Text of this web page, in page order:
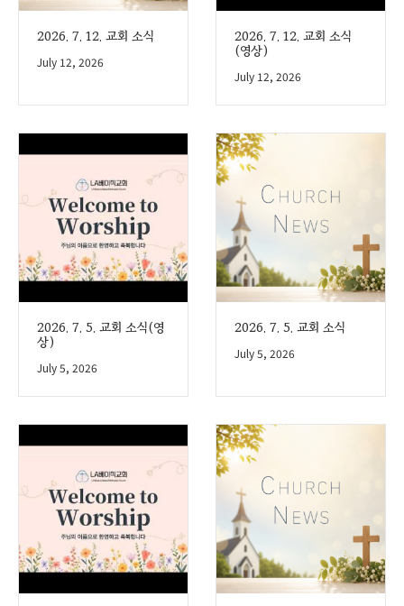
2026. 7. 12. 교회 소식
July 12, 2026
2026. 7. 12. 교회 소식
(영상)
July 12, 2026
2026. 7. 5. 교회 소식(영
상)
July 5, 2026
2026. 7. 5. 교회 소식
July 5, 2026